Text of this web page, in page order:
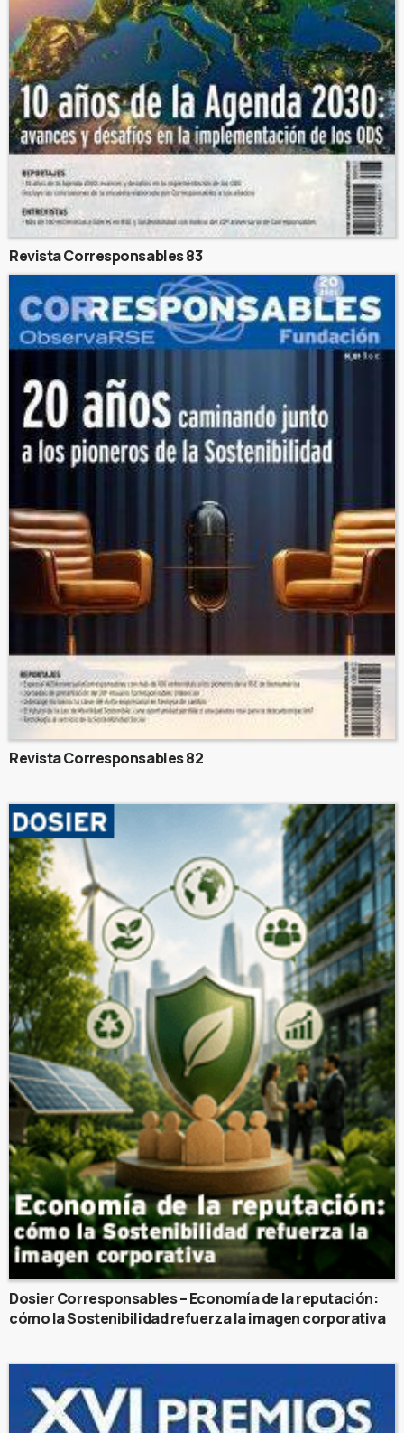
Revista Corresponsables 83
Revista Corresponsables 82
Dosier Corresponsables – Economía de la reputación:
cómo la Sostenibilidad refuerza la imagen corporativa